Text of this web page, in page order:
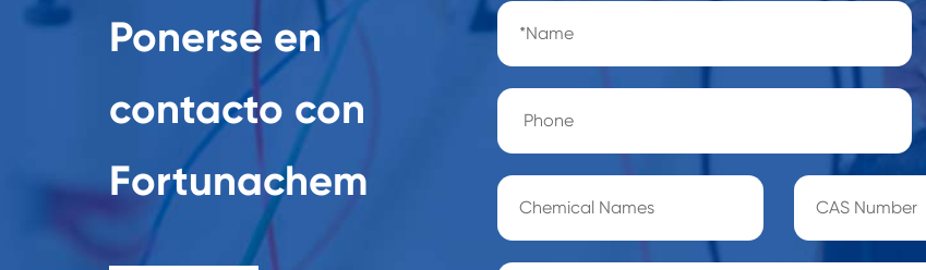
Ponerse en
contacto con
Fortunachem